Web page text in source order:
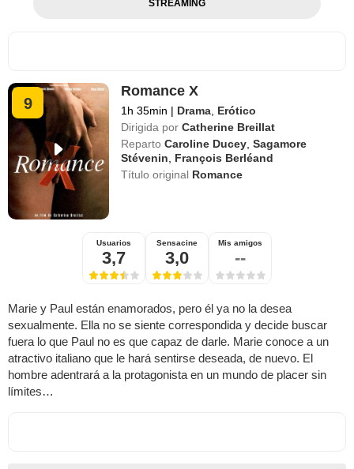
STREAMING
9
Romance X
1h 35min | Drama Erótico
Dirigida por Catherine Breillat
Reparto Caroline Ducey ,Sagamore
Stévenin
François Berléand
Título original Romance
Usuarios
3,7
Sensacine
3,0
Mis amigos
--
Marie y Paul están enamorados, pero él ya no la desea
sexualmente. Ella no se siente correspondida y decide buscar
fuera lo que Paul no es que capaz de darle. Marie conoce a un
atractivo italiano que le hará sentirse deseada, de nuevo. El
hombre adentrará a la protagonista en un mundo de placer sin
límites…